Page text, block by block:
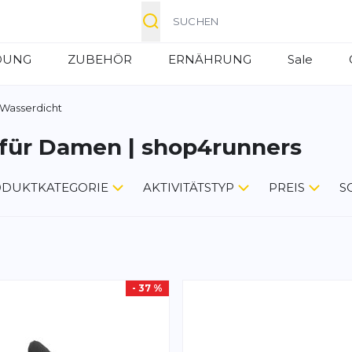
ZUBEHÖR ERNÄHRUNG Sale
Wasserdicht
Damen | shop4runners
AKTIVITÄTSTYP PREIS
- 37 %